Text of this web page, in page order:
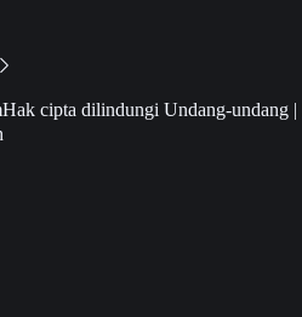
Hak cipta dilindungi Undang-undang |